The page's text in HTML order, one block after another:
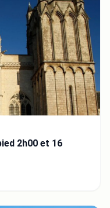
2h00 et 16